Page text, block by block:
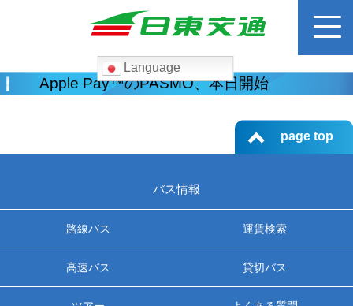
Language
検
索:
Apple Pay™のPASMO、本日開始
page top
バス情報
路線バス 運賃検索
高速バス 貸切バス